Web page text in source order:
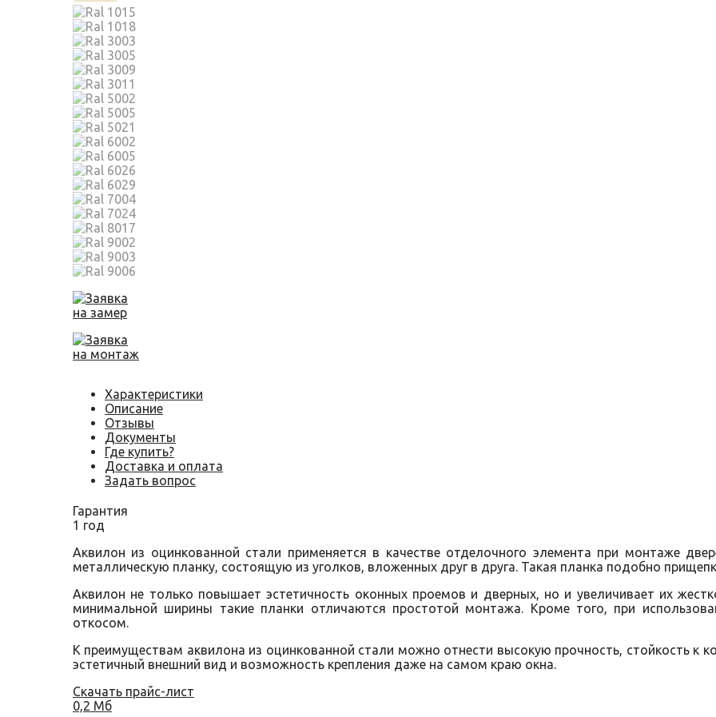
Заявка
на замер
Заявка
на монтаж
Характеристики
Описание
Отзывы
Документы
Где купить?
Доставка и оплата
Задать вопрос
Гарантия
1 год
Аквилон из оцинкованной стали применяется в качестве отделочного элемента при монтаже
металлическую планку, состоящую из уголков, вложенных друг в друга. Такая планка подобно
Аквилон не только повышает эстетичность оконных проемов и дверных, но и увеличивает их
минимальной ширины такие планки отличаются простотой монтажа. Кроме того, при
откосом.
К преимуществам аквилона из оцинкованной стали можно отнести высокую прочность, стойкость к
эстетичный внешний вид и возможность крепления даже на самом краю окна.
Скачать прайс-лист
0,2 Мб